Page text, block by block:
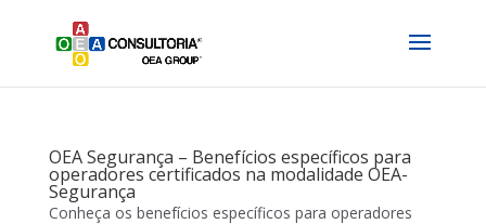
OEA Segurança – Benefícios específicos para
operadores certificados na modalidade OEA-
Segurança
Conheça os benefícios específicos para operadores